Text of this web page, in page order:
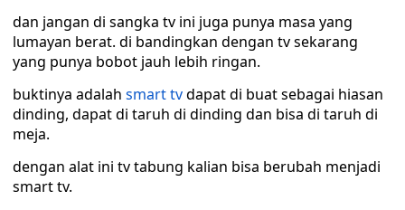
dan jangan di sangka tv ini juga punya masa yang
lumayan berat. di bandingkan dengan tv sekarang
yang punya bobot jauh lebih ringan.
buktinya adalah smart tvdapat di buat sebagai hiasan
dinding, dapat di taruh di dinding dan bisa di taruh di
meja.
dengan alat ini tv tabung kalian bisa berubah menjadi
smart tv.